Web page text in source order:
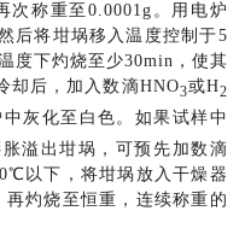
次称重至0.0001g。用电炉
后将坩埚移入温度控制于5
度下灼烧至少30min，使其
却后，加入数滴HNO3或H2
灰化至白色。如果试样中
溢出坩埚，可预先加数滴
以下，将坩埚放入干燥器
灼烧至恒重，连续称重的